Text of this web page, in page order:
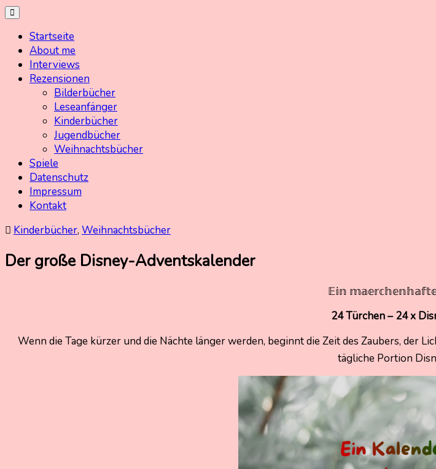
Skip
content
Kinderbuchschatz.de
Kinderbücher mit Herz
Startseite
About me
Interviews
Rezensionen
Bilderbücher
Leseanfänger
Kinderbücher
Jugendbücher
Weihnachtsbücher
Spiele
Datenschutz
Impressum
Kontakt
Kinderbücher, Weihnachtsbücher
Der große Disney-Adventskalender
2025
November
𝔼𝕚𝕟
24 Türchen – 24 x
Wenn die Tage kürzer und die Nächte länger werden, beginnt die Zeit des Zaubers, der
tägliche Portion